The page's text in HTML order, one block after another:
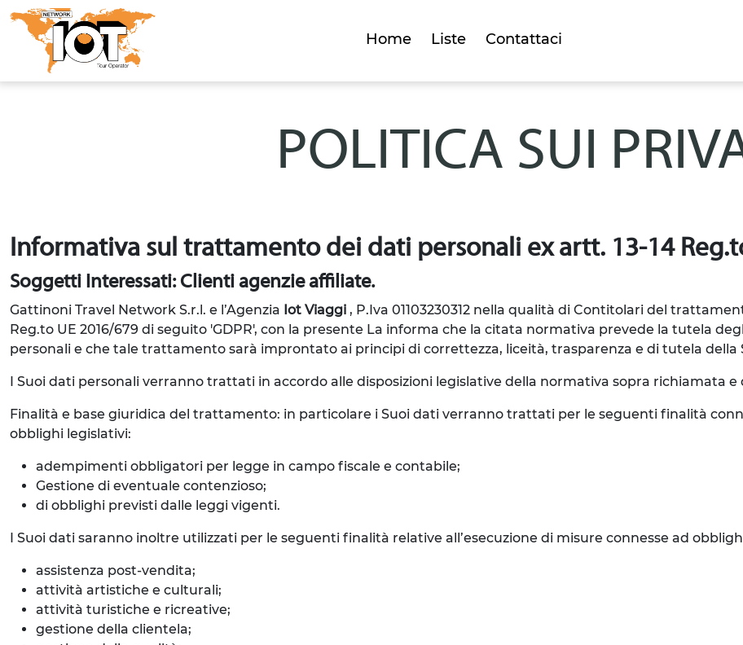
Home Liste Contattaci
POLITICA SUI
Informativa sul trattamento dei dati personali ex artt. 13-14
Soggetti Interessati: Clienti agenzie affiliate.
Gattinoni Travel Network S.r.l. e l’Agenzia Iot Viaggi , P.Iva 01103230312 nella qualità di Contitolari del
Reg.to UE 2016/679 di seguito 'GDPR', con la presente La informa che la citata normativa prevede la tutela
personali e che tale trattamento sarà improntato ai principi di correttezza, liceità, trasparenza e di tutela della
I Suoi dati personali verranno trattati in accordo alle disposizioni legislative della normativa sopra richiamata
Finalità e base giuridica del trattamento: in particolare i Suoi dati verranno trattati per le seguenti finalità
obblighi legislativi:
adempimenti obbligatori per legge in campo fiscale e contabile;
Gestione di eventuale contenzioso;
di obblighi previsti dalle leggi vigenti.
I Suoi dati saranno inoltre utilizzati per le seguenti finalità relative all’esecuzione di misure connesse ad
assistenza post-vendita;
attività artistiche e culturali;
attività turistiche e ricreative;
gestione della clientela;